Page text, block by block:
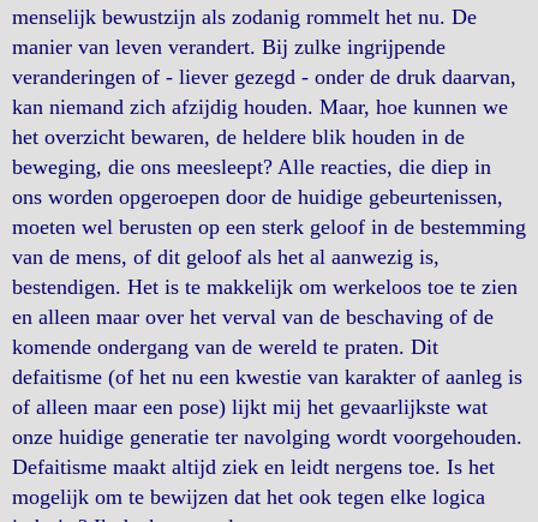
menselijk bewustzijn als zodanig rommelt het nu. De
manier van leven verandert. Bij zulke ingrijpende
veranderingen of - liever gezegd - onder de druk daarvan,
kan niemand zich afzijdig houden. Maar, hoe kunnen we
het overzicht bewaren, de heldere blik houden in de
beweging, die ons meesleept? Alle reacties, die diep in
ons worden opgeroepen door de huidige gebeurtenissen,
moeten wel berusten op een sterk geloof in de bestemming
van de mens, of dit geloof als het al aanwezig is,
bestendigen. Het is te makkelijk om werkeloos toe te zien
en alleen maar over het verval van de beschaving of de
komende ondergang van de wereld te praten. Dit
defaitisme (of het nu een kwestie van karakter of aanleg is
of alleen maar een pose) lijkt mij het gevaarlijkste wat
onze huidige generatie ter navolging wordt voorgehouden.
Defaitisme maakt altijd ziek en leidt nergens toe. Is het
mogelijk om te bewijzen dat het ook tegen elke logica